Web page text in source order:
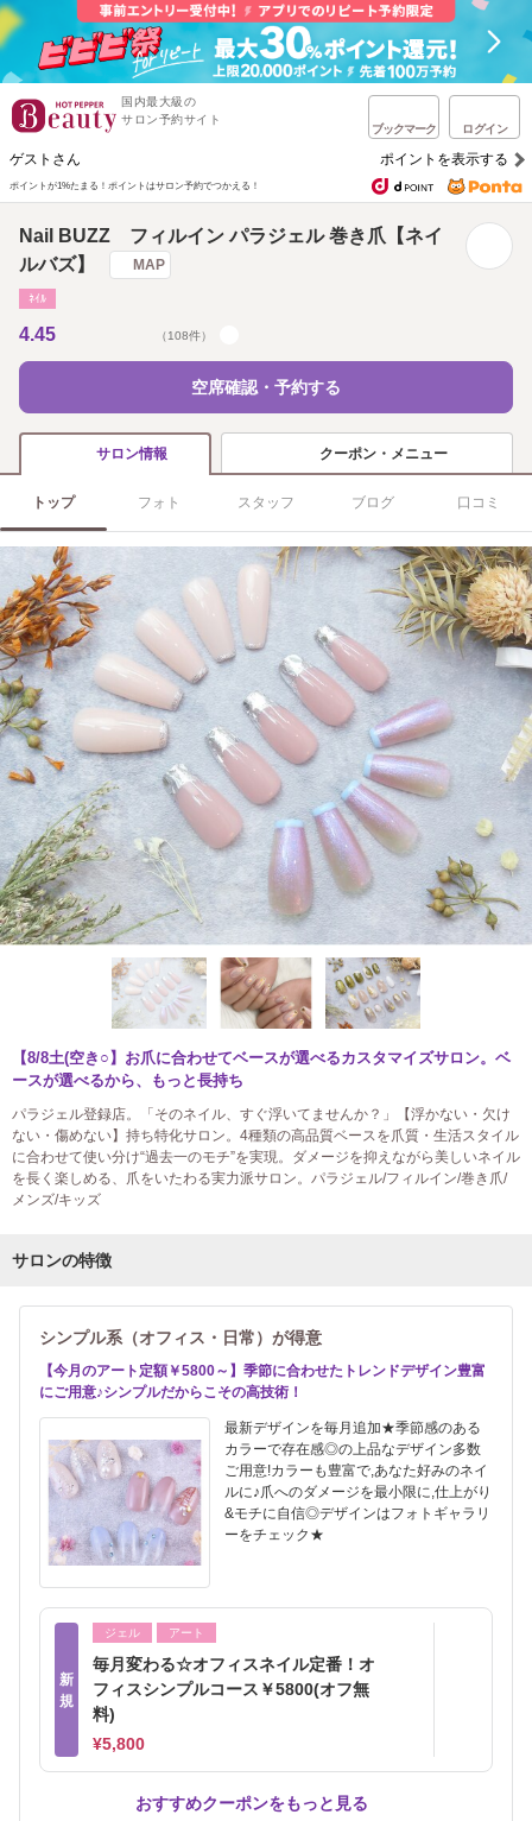
国内最大級の
サロン予約サイト
ブックマーク ログイン
ゲストさん ポイントを表示する
ポイントが1%たまる！ ポイントはサロン予約でつかえる！
Nail BUZZ フィルイン パラジェル 巻き爪【ネイ
ルバズ】
MAP
ﾈｲﾙ
4.45 （108件）
空席確認・予約する
サロン情報 クーポン・メニュー
トップ フォト スタッフ ブログ 口コミ
【8/8土(空き○】お爪に合わせてベースが選べるカスタマイズサロン。ベ
ースが選べるから、もっと長持ち
パラジェル登録店。「そのネイル、すぐ浮いてませんか？」【浮かない・欠け
ない・傷めない】持ち特化サロン。4種類の高品質ベースを爪質・生活スタイル
に合わせて使い分け“過去一のモチ”を実現。ダメージを抑えながら美しいネイル
を長く楽しめる、爪をいたわる実力派サロン。パラジェル/フィルイン/巻き爪/
メンズ/キッズ
サロンの特徴
シンプル系（オフィス・日常）が得意
【今月のアート定額￥5800～】季節に合わせたトレンドデザイン豊富
にご用意♪シンプルだからこその高技術！
最新デザインを毎月追加★季節感のある
カラーで存在感◎の上品なデザイン多数
ご用意!カラーも豊富で,あなた好みのネイ
ルに♪爪へのダメージを最小限に,仕上がり
&モチに自信◎デザインはフォトギャラリ
ーをチェック★
新
規
ジェル アート
毎月変わる☆オフィスネイル定番！オ
フィスシンプルコース￥5800(オフ無
料)
¥5,800
おすすめクーポンをもっと見る